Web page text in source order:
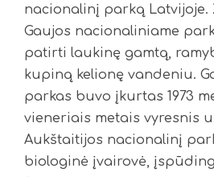
nacionalinį parką Latvijoje.
Gaujos nacionaliniame
patirti laukinę gamtą,
kupiną kelionę vandeniu.
parkas buvo įkurtas 1973
vieneriais metais vyresnis
Aukštaitijos nacionalinį
biologinė įvairovė,